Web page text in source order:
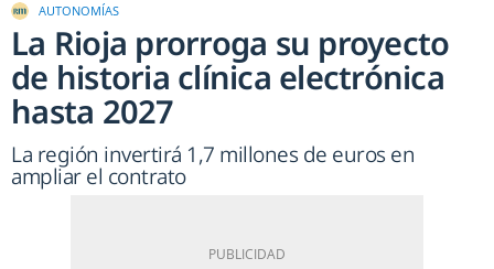
AUTONOMÍAS
La Rioja prorroga su proyecto
de historia clínica electrónica
hasta 2027
La región invertirá 1,7 millones de euros en
ampliar el contrato